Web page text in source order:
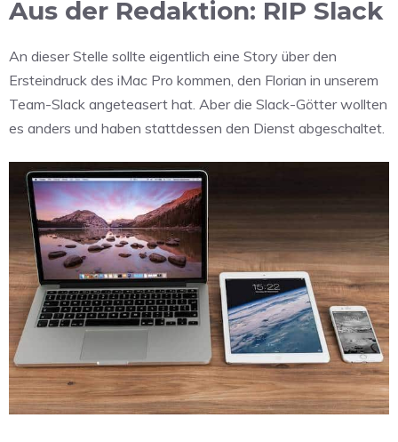
Aus der Redaktion: RIP Slack
An dieser Stelle sollte eigentlich eine Story über den
Ersteindruck des iMac Pro kommen, den Florian in unserem
Team-Slack angeteasert hat. Aber die Slack-Götter wollten
es anders und haben stattdessen den Dienst abgeschaltet.